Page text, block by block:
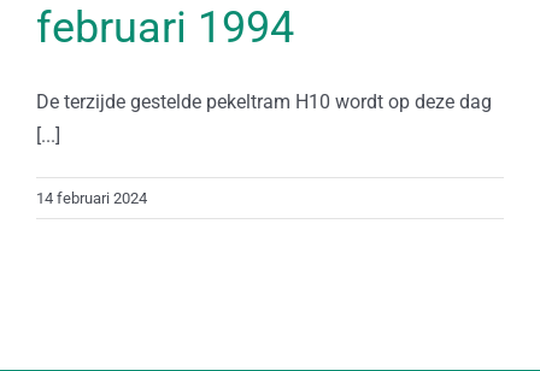
februari 1994
De terzijde gestelde pekeltram H10 wordt op deze dag
[...]
14 februari 2024